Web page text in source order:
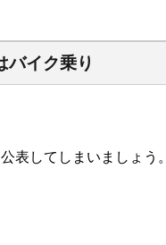
バイク乗り
表してしまいましょう。